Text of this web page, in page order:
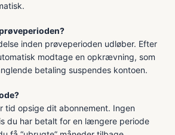
inden prøveperioden udløber. Efter
modtage en opkrævning, som
betaling suspendes kontoen.
tid opsige dit abonnement. Ingen
du har betalt for en længere periode